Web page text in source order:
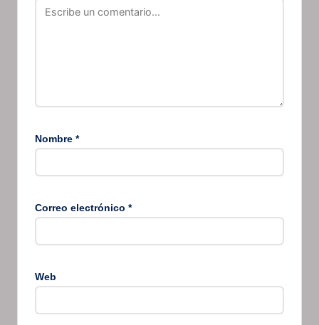
Nombre *
Correo electrónico *
Web